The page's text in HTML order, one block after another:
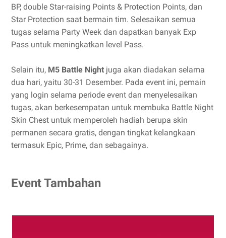
BP, double Star-raising Points & Protection Points, dan
Star Protection saat bermain tim. Selesaikan semua
tugas selama Party Week dan dapatkan banyak Exp
Pass untuk meningkatkan level Pass.
Selain itu, M5 Battle Night juga akan diadakan selama
dua hari, yaitu 30-31 Desember. Pada event ini, pemain
yang login selama periode event dan menyelesaikan
tugas, akan berkesempatan untuk membuka Battle Night
Skin Chest untuk memperoleh hadiah berupa skin
permanen secara gratis, dengan tingkat kelangkaan
termasuk Epic, Prime, dan sebagainya.
Event Tambahan